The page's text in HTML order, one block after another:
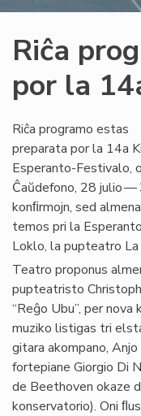
Riĉa
por la
Riĉa programo estas
preparata por la 14a
Esperanto-Festivalo,
Ĉaŭdefono, 28 julio
konﬁrmojn, sed
temos pri la
Loklo, la pupteatro
Teatro proponus
pupteatristo
“Reĝo Ubu”, per
muziko listigas tri
gitara akompano,
fortepiane Giorgio Di
de Beethoven okaze
konservatorio). Oni